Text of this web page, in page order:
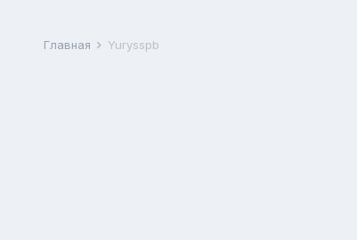
Главная Yurysspb